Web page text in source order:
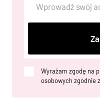
Wyrażam zgodę na
osobowych zgodnie z